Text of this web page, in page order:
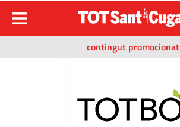
contingut promocionat